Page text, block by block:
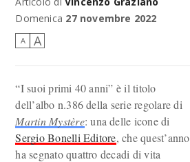
Domenica 27 novembre 2022
A A
“I suoi primi 40 anni” è il titolo
dell’albo n.386 della serie regolare di
Martin Mystère: una delle icone di
Sergio Bonelli Editore, che quest’anno
ha segnato quattro decadi di vita